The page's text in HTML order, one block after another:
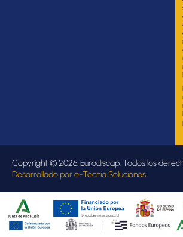
Copyright © 2026. Eurodiscap. Todos los
Desarrollado pore-Tecnia Soluciones